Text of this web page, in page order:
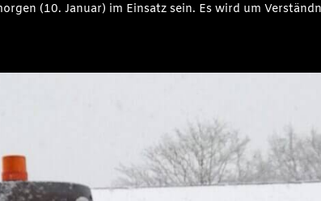
(10. Januar) im Einsatz sein. Es wird um